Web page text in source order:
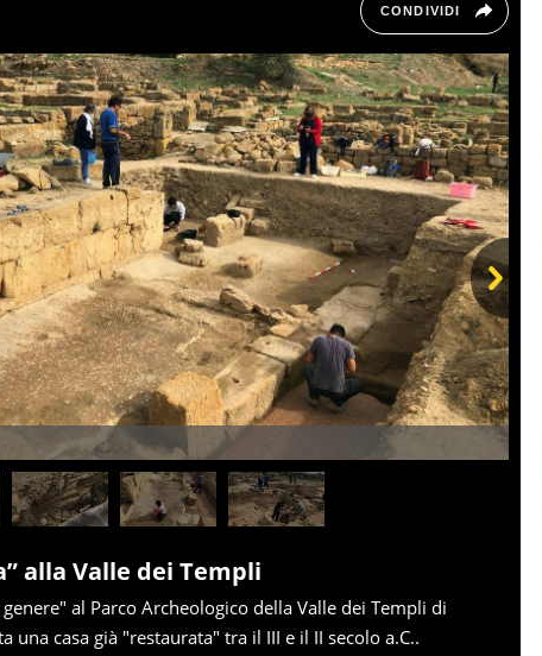
CONDIVIDI
Next
alla Valle dei Templi
al Parco Archeologico della Valle dei Templi di
una casa già "restaurata" tra il III e il II secolo a.C..